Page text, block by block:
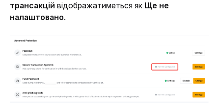
трансакцій відображатиметься як Ще не
налаштовано.